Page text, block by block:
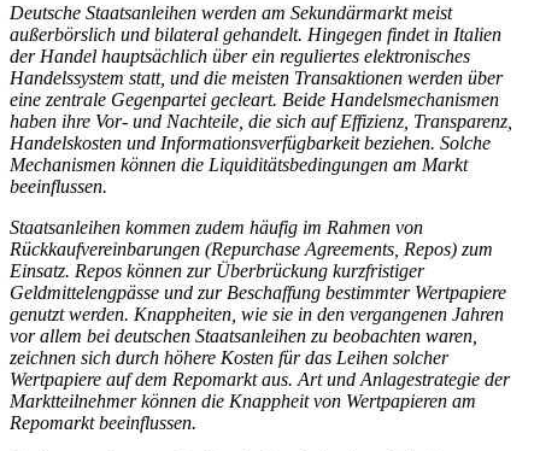
Deutsche Staatsanleihen werden am Sekundärmarkt meist
außerbörslich und bilateral gehandelt. Hingegen findet in Italien
der Handel hauptsächlich über ein reguliertes elektronisches
Handelssystem statt, und die meisten Transaktionen werden über
eine zentrale Gegenpartei gecleart. Beide Handelsmechanismen
haben ihre Vor- und Nachteile, die sich auf Effizienz, Transparenz,
Handelskosten und Informationsverfügbarkeit beziehen. Solche
Mechanismen können die Liquiditätsbedingungen am Markt
beeinflussen.
Staatsanleihen kommen zudem häufig im Rahmen von
Rückkaufvereinbarungen (Repurchase Agreements, Repos) zum
Einsatz. Repos können zur Überbrückung kurzfristiger
Geldmittelengpässe und zur Beschaffung bestimmter Wertpapiere
genutzt werden. Knappheiten, wie sie in den vergangenen Jahren
vor allem bei deutschen Staatsanleihen zu beobachten waren,
zeichnen sich durch höhere Kosten für das Leihen solcher
Wertpapiere auf dem Repomarkt aus. Art und Anlagestrategie der
Marktteilnehmer können die Knappheit von Wertpapieren am
Repomarkt beeinflussen.